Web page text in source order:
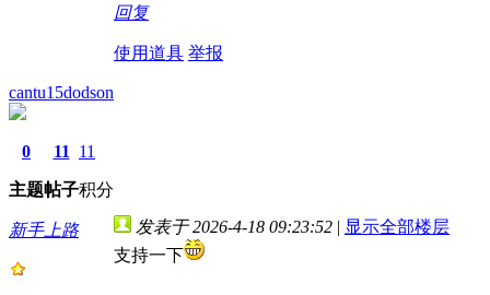
回复
使用道具 举报
cantu15dodson
0
主题
11
帖子
11
积分
新手上路 发表于 2026-4-18 09:23:52 | 显示全部楼层
支持一下